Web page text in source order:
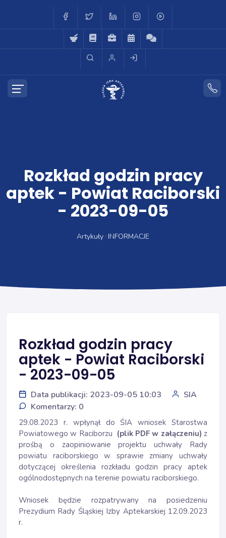
Rozkład godzin pracy
aptek - Powiat Raciborski
- 2023-09-05
Artykuły INFORMACJE
Rozkład godzin pracy
aptek - Powiat Raciborski
- 2023-09-05
Data publikacji: 2023-09-05 10:03
SIA
Komentarzy: 0
29.08.2023 r. wpłynął do ŚIA wniosek Starostwa
Powiatowego w Raciborzu (plik PDF w załączeniu) z
prośbą o zaopiniowanie projektu uchwały Rady
powiatu raciborskiego w sprawie zmiany uchwały
dotyczącej określenia rozkładu godzin pracy aptek
ogólnodostępnych na terenie powiatu raciborskiego.
Wniosek będzie rozpatrywany na posiedzeniu
Prezydium Rady Śląskiej Izby Aptekarskiej 12.09.2023
r.